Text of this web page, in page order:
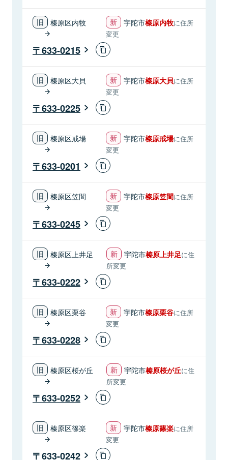
榛原区内牧 宇陀市榛原内牧に住所
変更
633-0215
榛原区大貝 宇陀市榛原大貝に住所
変更
633-0225
榛原区戒場 宇陀市榛原戒場に住所
変更
633-0201
榛原区笠間 宇陀市榛原笠間に住所
変更
633-0245
榛原区上井足 宇陀市榛原上井足に住
所変更
633-0222
榛原区栗谷 宇陀市榛原栗谷に住所
変更
633-0228
榛原区桜が丘 宇陀市榛原桜が丘に住
所変更
633-0252
榛原区篠楽 宇陀市榛原篠楽に住所
変更
633-0242